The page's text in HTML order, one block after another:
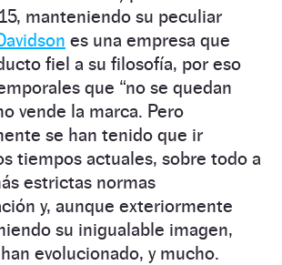
manteniendo su peculiar
es una empresa que
fiel a su filosofía, por eso
que “no se quedan
vende la marca. Pero
se han tenido que ir
tiempos actuales, sobre todo a
estrictas normas
y, aunque exteriormente
su inigualable imagen,
evolucionado, y mucho.